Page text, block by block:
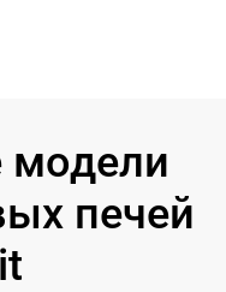
модели
печей